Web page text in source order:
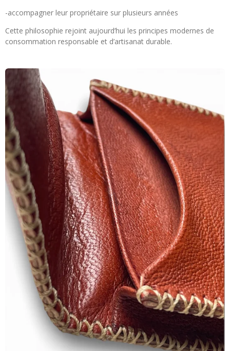
-accompagner leur propriétaire sur plusieurs années
Cette philosophie rejoint aujourd’hui les principes modernes de
consommation responsable et d’artisanat durable.